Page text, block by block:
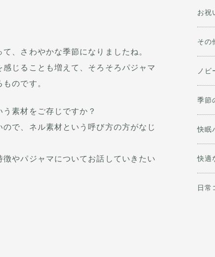
、さわやかな季節になりましたね。
じることも増えて、そろそろパジャマ
のです。
素材をご存じですか？
で、ネル素材という呼び方の方がなじ
やパジャマについてお話していきたい
お祝
その
ノ
季節
快眠
快適
日常